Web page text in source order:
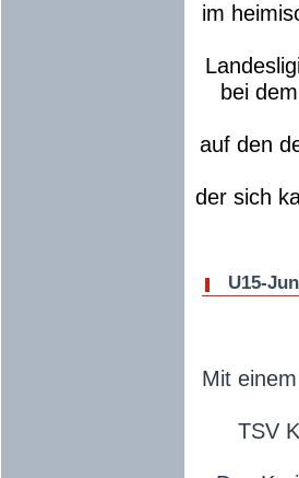
im
bei
auf den
der sich
U15-
Mit
TSV